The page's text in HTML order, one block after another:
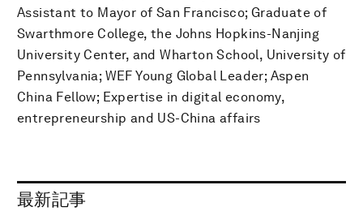
Assistant to Mayor of San Francisco; Graduate of
Swarthmore College, the Johns Hopkins-Nanjing
University Center, and Wharton School, University of
Pennsylvania; WEF Young Global Leader; Aspen
China Fellow; Expertise in digital economy,
entrepreneurship and US-China affairs
最新記事